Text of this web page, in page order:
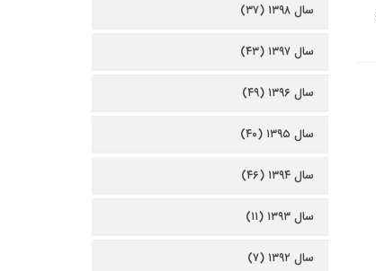
سال ۱۳۹۸ (۳۷)
سال ۱۳۹۷ (۴۳)
سال ۱۳۹۶ (۴۹)
سال ۱۳۹۵ (۴۰)
سال ۱۳۹۴ (۴۶)
سال ۱۳۹۳ (۱۱)
سال ۱۳۹۲ (۷)